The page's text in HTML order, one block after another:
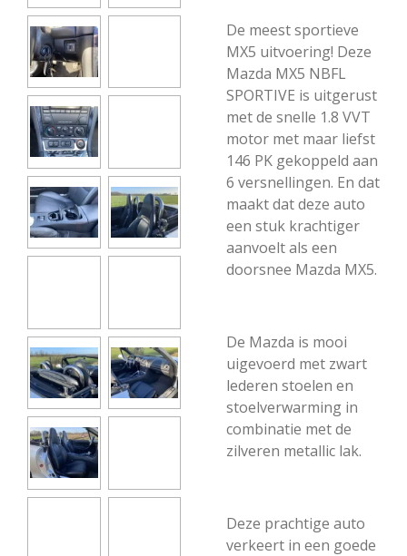
De meest sportieve
MX5 uitvoering! Deze
Mazda MX5 NBFL
SPORTIVE is uitgerust
met de snelle 1.8 VVT
motor met maar liefst
146 PK gekoppeld aan
6 versnellingen. En dat
maakt dat deze auto
een stuk krachtiger
aanvoelt als een
doorsnee Mazda MX5.
De Mazda is mooi
uigevoerd met zwart
lederen stoelen en
stoelverwarming in
combinatie met de
zilveren metallic lak.
Deze prachtige auto
verkeert in een goede